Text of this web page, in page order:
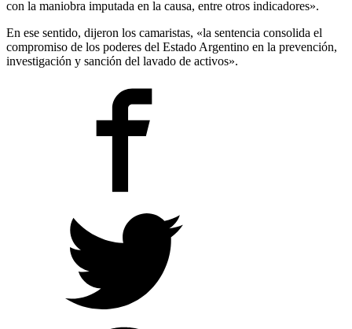
con la maniobra imputada en la causa, entre otros indicadores».
En ese sentido, dijeron los camaristas, «la sentencia consolida el
compromiso de los poderes del Estado Argentino en la prevención,
investigación y sanción del lavado de activos».